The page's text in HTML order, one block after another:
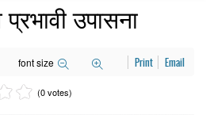
उपासना
font size Print Email
(0 votes)